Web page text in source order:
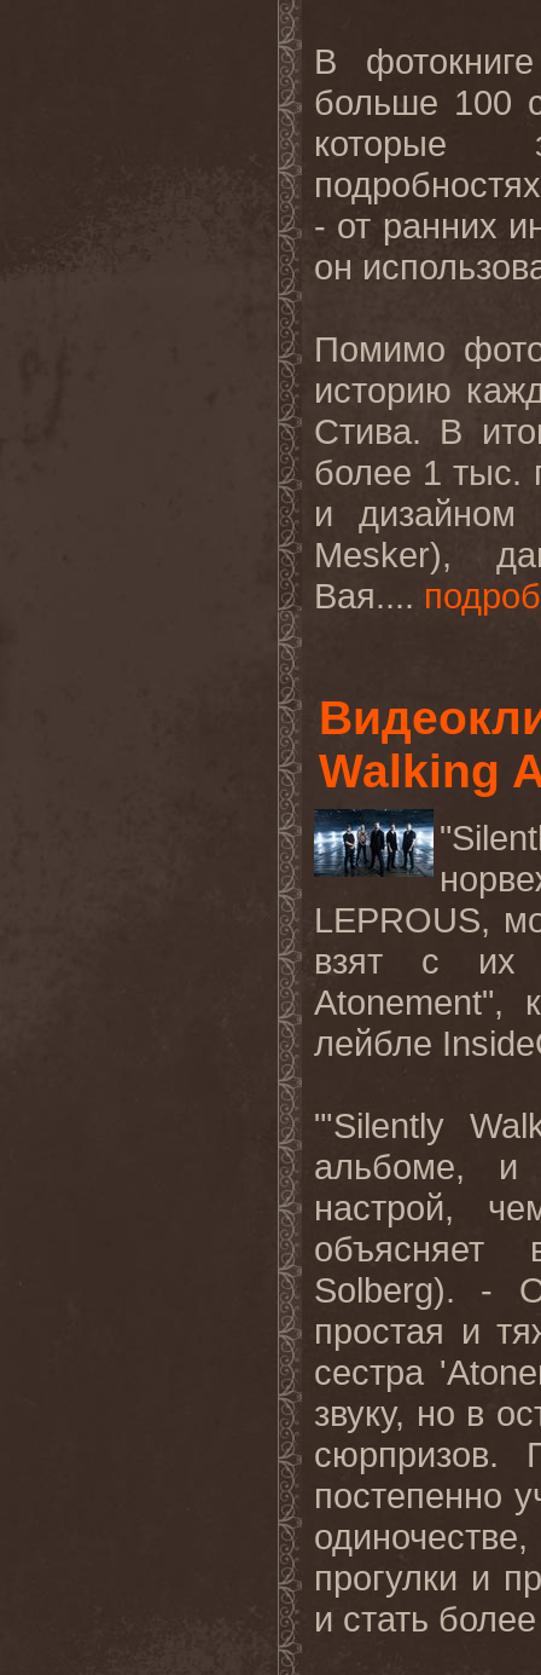
В
больше 100
которые
- от ранних
он
Помимо
историю
Стива. В
более 1 тыс.
и дизайном
Mesker),
Вая....
Walking
LEPROUS,
взят с их
Atonement",
лейбле
"'Silently
альбоме, и
настрой,
объясняет
Solberg). -
простая и
сестра
звуку, но в
сюрпризов.
постепенно
прогулки и
и стать